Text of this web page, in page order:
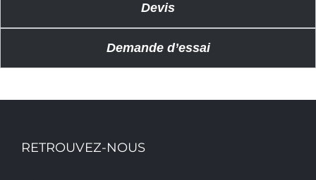
Devis
Demande d’essai
RETROUVEZ-NOUS